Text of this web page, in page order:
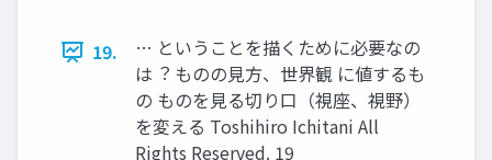
19.
… ということを描くために必要なの
は︖ ものの⾒⽅、世界観 に値するも
の ものを⾒る切り⼝（視座、視野）
を変える Toshihiro Ichitani All
Rights Reserved. 19